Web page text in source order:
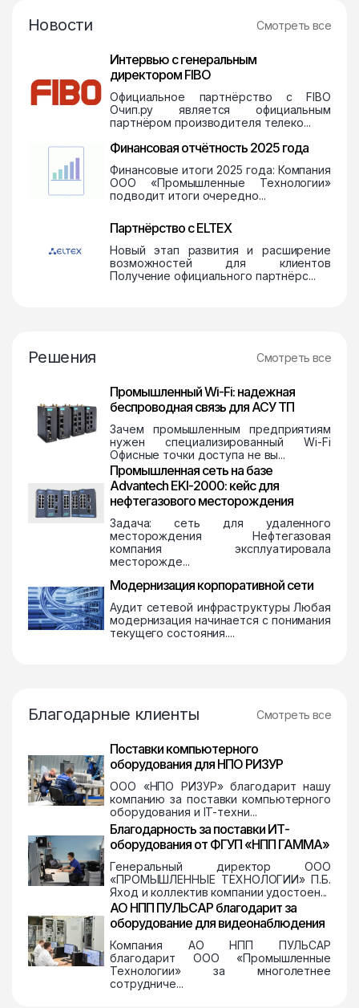
Новости Смотреть все
Интервью с генеральным
директором FIBO
Официальное партнёрство с FIBO
Очип.ру является официальным
партнёром производителя телеко...
Финансовая отчётность 2025 года
Финансовые итоги 2025 года: Компания
ООО «Промышленные Технологии»
подводит итоги очередно...
Партнёрство с ELTEX
Новый этап развития и расширение
возможностей для клиентов
Получение официального партнёрс...
Решения Смотреть все
Промышленный Wi-Fi: надежная
беспроводная связь для АСУ ТП
Зачем промышленным предприятиям
нужен специализированный Wi-Fi
Офисные точки доступа не вы...
Промышленная сеть на базе
Advantech EKI-2000: кейс для
нефтегазового месторождения
Задача: сеть для удаленного
месторождения Нефтегазовая
компания эксплуатировала
месторожде...
Модернизация корпоративной сети
Аудит сетевой инфраструктуры Любая
модернизация начинается с понимания
текущего состояния....
Благодарные клиенты Смотреть все
Поставки компьютерного
оборудования для НПО РИЗУР
ООО «НПО РИЗУР» благодарит нашу
компанию за поставки компьютерного
оборудования и IT-техни...
Благодарность за поставки ИТ-
оборудования от ФГУП «НПП ГАММА»
Генеральный директор ООО
«ПРОМЫШЛЕННЫЕ ТЕХНОЛОГИИ» П.Б.
Яход и коллектив компании удостоен...
АО НПП ПУЛЬСАР благодарит за
оборудование для видеонаблюдения
Компания АО НПП ПУЛЬСАР
благодарит ООО «Промышленные
Технологии» за многолетнее
сотрудниче...